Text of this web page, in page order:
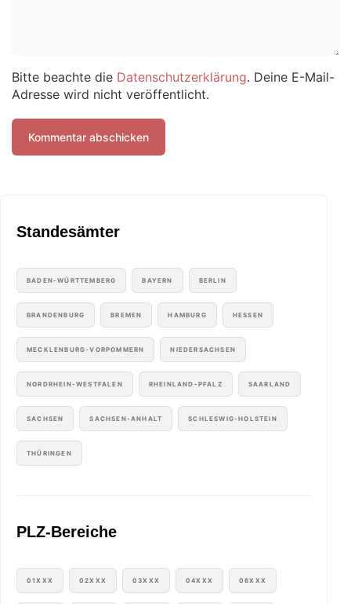
Bitte beachte die Datenschutzerklärung. Deine E-Mail-
Adresse wird nicht veröffentlicht.
Standesämter
BADEN-WÜRTTEMBERG BAYERN BERLIN
BRANDENBURG BREMEN HAMBURG HESSEN
MECKLENBURG-VORPOMMERN NIEDERSACHSEN
NORDRHEIN-WESTFALEN RHEINLAND-PFALZ SAARLAND
SACHSEN SACHSEN-ANHALT SCHLESWIG-HOLSTEIN
THÜRINGEN
PLZ-Bereiche
01XXX 02XXX 03XXX 04XXX 06XXX